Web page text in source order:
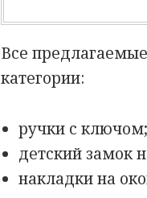
Все
категории:
ручки с ключом;
детский замок
накладки на